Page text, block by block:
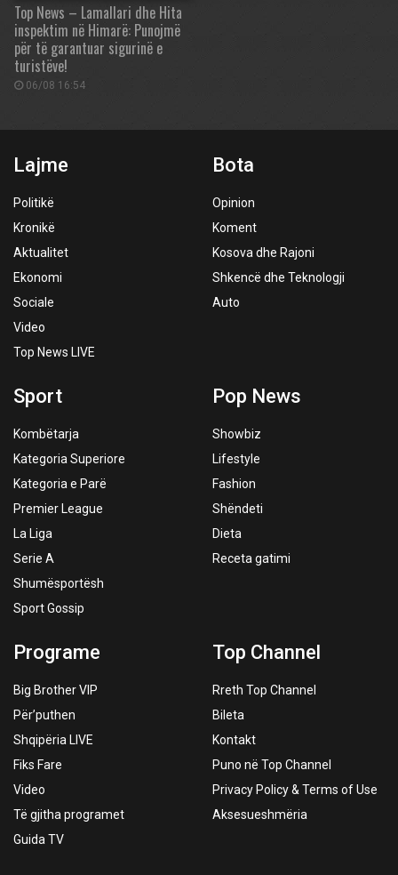
Top News – Lamallari dhe Hita
inspektim në Himarë: Punojmë
për të garantuar sigurinë e
turistëve!
06/08 16:54
Lajme
Politikë
Kronikë
Aktualitet
Ekonomi
Sociale
Video
Top News LIVE
Bota
Opinion
Koment
Kosova dhe Rajoni
Shkencë dhe Teknologji
Auto
Sport
Kombëtarja
Kategoria Superiore
Kategoria e Parë
Premier League
La Liga
Serie A
Shumësportësh
Sport Gossip
Pop News
Showbiz
Lifestyle
Fashion
Shëndeti
Dieta
Receta gatimi
Programe
Big Brother VIP
Për’puthen
Shqipëria LIVE
Fiks Fare
Video
Të gjitha programet
Guida TV
Top Channel
Rreth Top Channel
Bileta
Kontakt
Puno në Top Channel
Privacy Policy & Terms of Use
Aksesueshmëria